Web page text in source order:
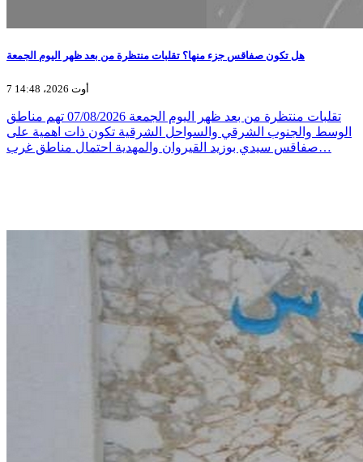
هل تكون صفاقس جزء منها؟ تقلبات منتظرة من بعد ظهر اليوم الجمعة
7 أوت 2026، 14:48
تقلبات منتظرة من بعد ظهر اليوم الجمعة 07/08/2026 تهم مناطق
الوسط والجنوب الشرقي والسواحل الشرقية تكون ذات اهمية على
صفاقس سيدي بوزيد القيروان والمهدية احتمال مناطق غرب…